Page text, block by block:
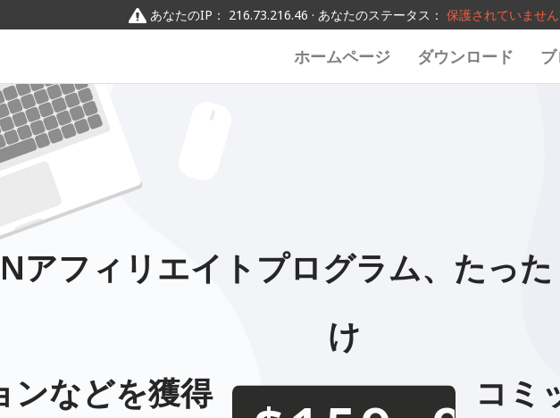
あなたのIP： 216.73.216.46 · あなたのステータス： 保護されていません
ホームページ ダウンロード
アフィリエイトプログラム、たった
け
ンなどを獲得
コミ